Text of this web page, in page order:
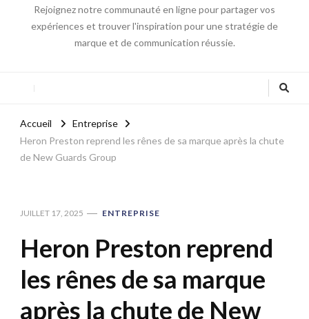
Rejoignez notre communauté en ligne pour partager vos
expériences et trouver l'inspiration pour une stratégie de
marque et de communication réussie.
Accueil
Entreprise
Heron Preston reprend les rênes de sa marque après la chute
de New Guards Group
JUILLET 17, 2025 ENTREPRISE
Heron Preston reprend
les rênes de sa marque
après la chute de New